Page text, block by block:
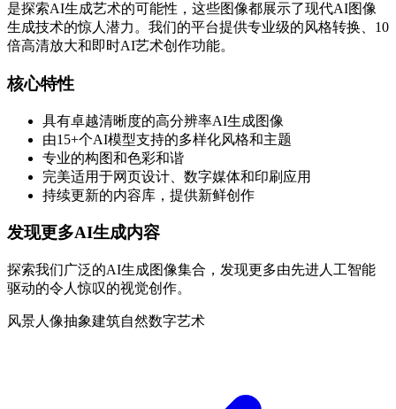
是探索AI生成艺术的可能性，这些图像都展示了现代AI图像
生成技术的惊人潜力。我们的平台提供专业级的风格转换、10
倍高清放大和即时AI艺术创作功能。
核心特性
具有卓越清晰度的高分辨率AI生成图像
由15+个AI模型支持的多样化风格和主题
专业的构图和色彩和谐
完美适用于网页设计、数字媒体和印刷应用
持续更新的内容库，提供新鲜创作
发现更多AI生成内容
探索我们广泛的AI生成图像集合，发现更多由先进人工智能
驱动的令人惊叹的视觉创作。
风景人像抽象建筑自然数字艺术